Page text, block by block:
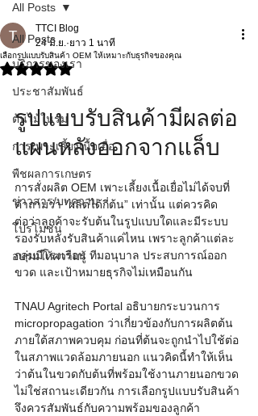
All Posts
บริการของเรา
ประชาสัมพันธ์
ต้นไม้ในร่ม
การเพาะเลี้ยงเนื้อเยื่อ
พืชผลการเกษตร
ข่าวสาร/บทความ
โปรโมชั่น
อบรมให้ความรู้
All Posts
เลือกรูปแบบรับสินค้า OEM ให้เหมาะกับธุรกิจของคุณ
TTCI Blog
24 มิ.ย. ยาว 1 นาที
ได้รับ NaN เต็ม 5 ดาว
รูปแบบรับสินค้ามีผลต่อ
แผนหลังออกจากแล็บ
การสั่งผลิต OEM เพาะเลี้ยงเนื้อเยื่อไม่ได้จบที่
คำถามว่า “ผลิตได้กี่ต้น” เท่านั้น แต่ควรคิด
ต่อว่าลูกค้าจะรับต้นในรูปแบบใดและมีระบบ
รองรับหลังรับสินค้าแค่ไหน เพราะลูกค้าแต่ละ
กลุ่มมีโรงเรือน ทีมอนุบาล ประสบการณ์ออก
ขวด และเป้าหมายธุรกิจไม่เหมือนกัน
TNAU Agritech Portal อธิบายกระบวนการ
micropropagation ว่าเกี่ยวข้องกับการผลิตต้น
ภายใต้สภาพควบคุม ก่อนที่ต้นจะถูกนำไปใช้ต่อ
ในสภาพแวดล้อมภายนอก แนวคิดนี้ทำให้เห็น
ว่าต้นในขวดกับต้นที่พร้อมใช้งานภายนอกขวด
ไม่ใช่สถานะเดียวกัน การเลือกรูปแบบรับสินค้า
จึงควรสัมพันธ์กับความพร้อมของลูกค้า